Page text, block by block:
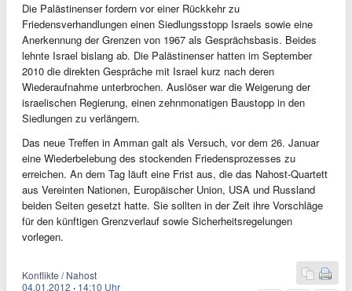
Die Palästinenser fordern vor einer Rückkehr zu
Friedensverhandlungen einen Siedlungsstopp Israels sowie eine
Anerkennung der Grenzen von 1967 als Gesprächsbasis. Beides
lehnte Israel bislang ab. Die Palästinenser hatten im September
2010 die direkten Gespräche mit Israel kurz nach deren
Wiederaufnahme unterbrochen. Auslöser war die Weigerung der
israelischen Regierung, einen zehnmonatigen Baustopp in den
Siedlungen zu verlängern.
Das neue Treffen in Amman galt als Versuch, vor dem 26. Januar
eine Wiederbelebung des stockenden Friedensprozesses zu
erreichen. An dem Tag läuft eine Frist aus, die das Nahost-Quartett
aus Vereinten Nationen, Europäischer Union, USA und Russland
beiden Seiten gesetzt hatte. Sie sollten in der Zeit ihre Vorschläge
für den künftigen Grenzverlauf sowie Sicherheitsregelungen
vorlegen.
Konflikte / Nahost
04.01.2012 · 14:10 Uhr